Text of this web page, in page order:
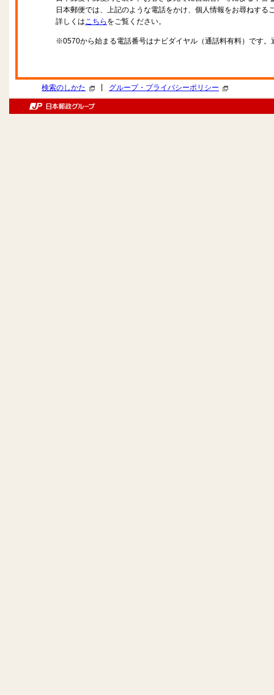
日本郵便では、上記のような電話をかけ、個人情報をお尋ねする
詳しくはこちら をご覧ください。
※0570から始まる電話番号はナビダイヤル（通話料有料）です
検索のしかた グループ・プライバシーポリシー